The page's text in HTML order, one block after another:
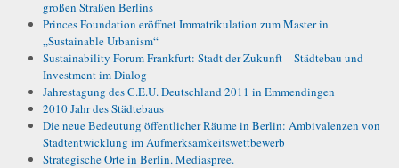
großen Straßen Berlins
Princes Foundation eröffnet Immatrikulation zum Master in
„Sustainable Urbanism“
Sustainability Forum Frankfurt: Stadt der Zukunft – Städtebau und
Investment im Dialog
Jahrestagung des C.E.U. Deutschland 2011 in Emmendingen
2010 Jahr des Städtebaus
Die neue Bedeutung öffentlicher Räume in Berlin: Ambivalenzen von
Stadtentwicklung im Aufmerksamkeitswettbewerb
Strategische Orte in Berlin. Mediaspree.